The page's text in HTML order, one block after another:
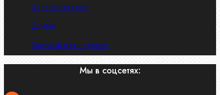
Шпоночная сталь
Штифты
Латунный и бр. крепеж
Мы в соцсетях: